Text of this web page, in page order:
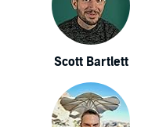
Scott Bartlett